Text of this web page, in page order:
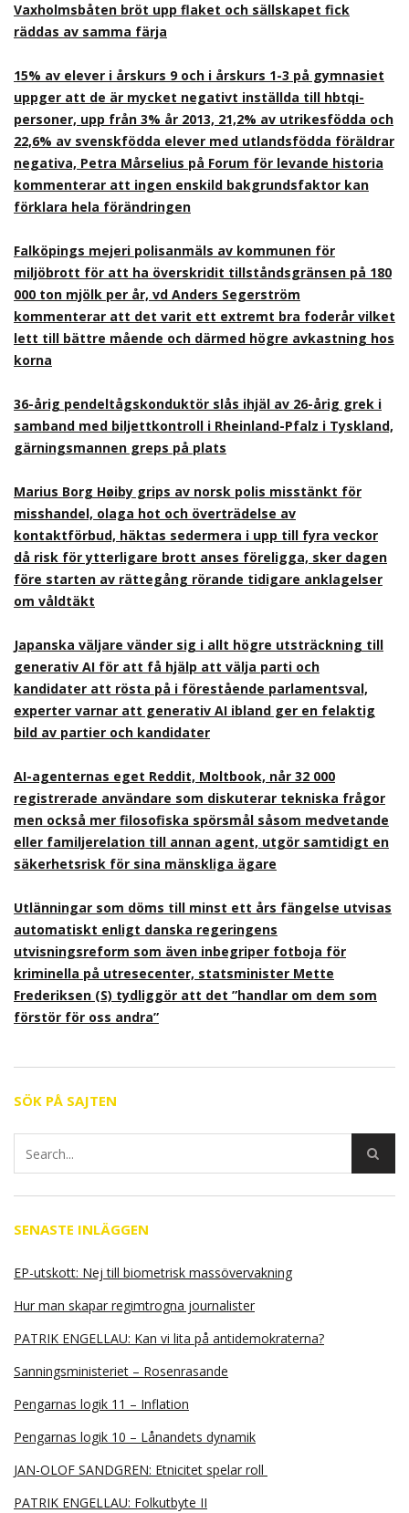
Vaxholmsbåten bröt upp flaket och sällskapet fick
räddas av samma färja
15% av elever i årskurs 9 och i årskurs 1-3 på gymnasiet
uppger att de är mycket negativt inställda till hbtqi-
personer, upp från 3% år 2013, 21,2% av utrikesfödda och
22,6% av svenskfödda elever med utlandsfödda föräldrar
negativa, Petra Mårselius på Forum för levande historia
kommenterar att ingen enskild bakgrundsfaktor kan
förklara hela förändringen
Falköpings mejeri polisanmäls av kommunen för
miljöbrott för att ha överskridit tillståndsgränsen på 180
000 ton mjölk per år, vd Anders Segerström
kommenterar att det varit ett extremt bra foderår vilket
lett till bättre mående och därmed högre avkastning hos
korna
36-årig pendeltågskonduktör slås ihjäl av 26-årig grek i
samband med biljettkontroll i Rheinland-Pfalz i Tyskland,
gärningsmannen greps på plats
Marius Borg Høiby grips av norsk polis misstänkt för
misshandel, olaga hot och överträdelse av
kontaktförbud, häktas sedermera i upp till fyra veckor
då risk för ytterligare brott anses föreligga, sker dagen
före starten av rättegång rörande tidigare anklagelser
om våldtäkt
Japanska väljare vänder sig i allt högre utsträckning till
generativ AI för att få hjälp att välja parti och
kandidater att rösta på i förestående parlamentsval,
experter varnar att generativ AI ibland ger en felaktig
bild av partier och kandidater
AI-agenternas eget Reddit, Moltbook, når 32 000
registrerade användare som diskuterar tekniska frågor
men också mer filosofiska spörsmål såsom medvetande
eller familjerelation till annan agent, utgör samtidigt en
säkerhetsrisk för sina mänskliga ägare
Utlänningar som döms till minst ett års fängelse utvisas
automatiskt enligt danska regeringens
utvisningsreform som även inbegriper fotboja för
kriminella på utresecenter, statsminister Mette
Frederiksen (S) tydliggör att det ”handlar om dem som
förstör för oss andra”
SÖK PÅ SAJTEN
SENASTE INLÄGGEN
EP-utskott: Nej till biometrisk massövervakning
Hur man skapar regimtrogna journalister
PATRIK ENGELLAU: Kan vi lita på antidemokraterna?
Sanningsministeriet – Rosenrasande
Pengarnas logik 11 – Inflation
Pengarnas logik 10 – Lånandets dynamik
JAN-OLOF SANDGREN: Etnicitet spelar roll
PATRIK ENGELLAU: Folkutbyte II